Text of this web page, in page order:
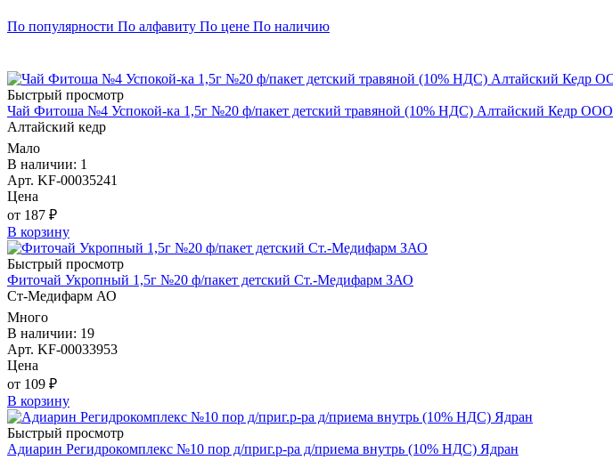
По популярности По алфавиту По цене По наличию
Быстрый просмотр
Чай Фитоша №4 Успокой-ка 1,5г №20 ф/пакет детский травяной (10% НДС) Алтайский Кедр ООО
Алтайский кедр
Мало
В наличии: 1
Арт. KF-00035241
Цена
от 187 ₽
В корзину
Быстрый просмотр
Фиточай Укропный 1,5г №20 ф/пакет детский Ст.-Медифарм ЗАО
Ст-Медифарм АО
Много
В наличии: 19
Арт. KF-00033953
Цена
от 109 ₽
В корзину
Быстрый просмотр
Адиарин Регидрокомплекс №10 пор д/приг.р-ра д/приема внутрь (10% НДС) Ядран